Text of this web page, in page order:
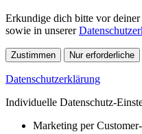
Erkundige dich bitte vor
sowie in unserer
Zustimmen Nur erforderliche
Datenschutzerklärung
Individuelle Datenschutz-
Marketing per